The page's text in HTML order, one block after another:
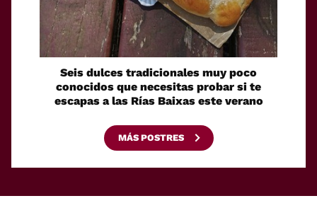
Seis dulces tradicionales muy poco
conocidos que necesitas probar si te
escapas a las Rías Baixas este verano
MÁS POSTRES